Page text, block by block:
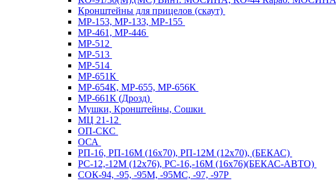
Кронштейны для прицелов (скаут)
МР-153, МР-133, МР-155
МР-461, МР-446
МР-512
МР-513
МР-514
МР-651К
МР-654К, МР-655, МР-656К
МР-661К (Дрозд)
Мушки, Кронштейны, Сошки
МЦ 21-12
ОП-СКС
ОСА
РП-16, РП-16М (16х70), РП-12М (12х70), (БЕКАС)
РС-12,-12М (12х76), РС-16,-16М (16х76)(БЕКАС-АВТО)
СОК-94, -95, -95М, -95МС, -97, -97Р